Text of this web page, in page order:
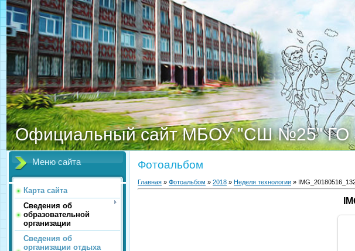
Официальный сайт МБОУ "СШ №25" ГО
Меню сайта
Карта сайта
Сведения об
образовательной
организации
Сведения об
организации отдыха
Фотоальбом
Главная » Фотоальбом » 2018 » Неделя технологии »